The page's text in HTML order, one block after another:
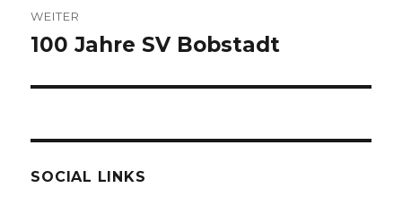
WEITER
Nächster
100 Jahre SV Bobstadt
SOCIAL LINKS